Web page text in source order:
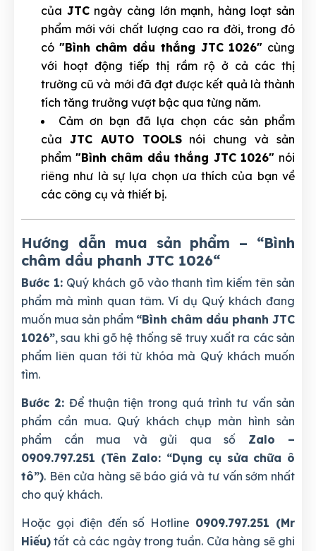
của JTCngày càng lớn mạnh, hàng loạt sản
phẩm mới với chất lượng cao ra đời, trong đó
có "Bình châm dầu thắng JTC 1026" cùng
với hoạt động tiếp thị rầm rộ ở cả các thị
trường cũ và mới đã đạt được kết quả là thành
tích tăng trưởng vượt bậc qua từng năm.
Cảm ơn bạn đã lựa chọn các sản phẩm
của JTC AUTO TOOLSnói chung và sản
phẩm "Bình châm dầu thắng JTC 1026" nói
riêng như là sự lựa chọn ưa thích của bạn về
các công cụ và thiết bị.
Hướng dẫn mua sản phẩm – “Bình
châm dầu phanh JTC 1026“
Bước 1:Quý khách gõ vào thanh tìm kiếm tên sản
phẩm mà mình quan tâm. Ví dụ Quý khách đang
muốn mua sản phẩm “Bình châm dầu phanh JTC
1026”, sau khi gõ hệ thống sẽ truy xuất ra các sản
phẩm liên quan tới từ khóa mà Quý khách muốn
tìm.
Bước 2: Để thuận tiện trong quá trình tư vấn sản
phẩm cần mua. Quý khách chụp màn hình sản
phẩm cần mua và gửi qua số Zalo –
0909.797.251 (Tên Zalo: “Dụng cụ sửa chữa ô
tô”). Bên cửa hàng sẽ báo giá và tư vấn sớm nhất
cho quý khách.
Hoặc gọi điện đến số Hotline 0909.797.251 (Mr
Hiếu) tất cả các ngày trong tuần. Cửa hàng sẽ ghi